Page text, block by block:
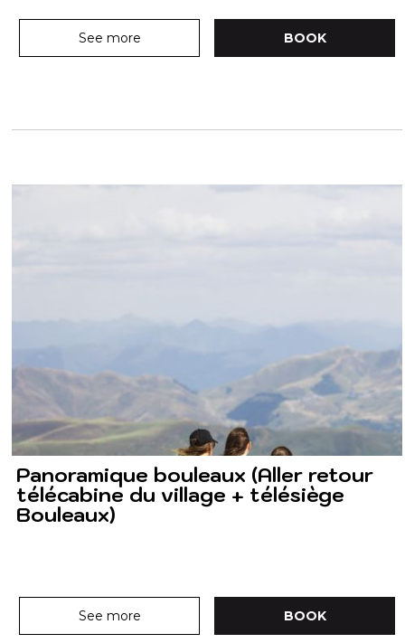
See more BOOK
Panoramique bouleaux (Aller retour
télécabine du village + télésiège
Bouleaux)
See more BOOK